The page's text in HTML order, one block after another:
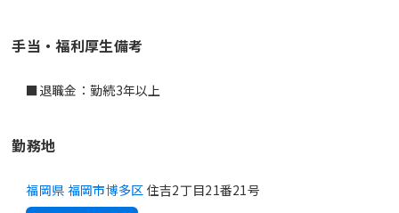
手当・福利厚生備考
■退職金：勤続3年以上
勤務地
福岡県 福岡市博多区 住吉2丁目21番21号